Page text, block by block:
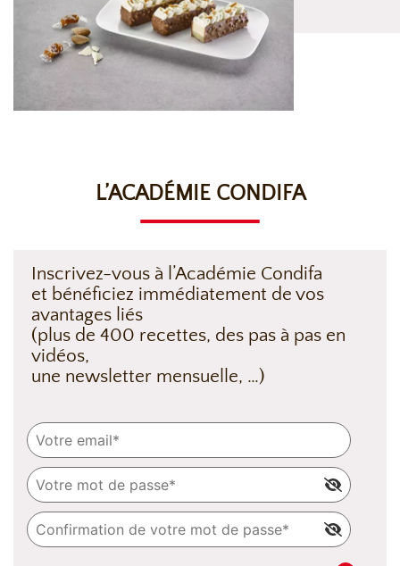
L’ACADÉMIE CONDIFA
Inscrivez-vous à l’Académie Condifa
et bénéficiez immédiatement de vos
avantages liés
(plus de 400 recettes, des pas à pas en
vidéos,
une newsletter mensuelle, …)